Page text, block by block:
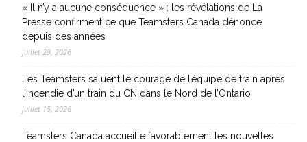
« Il n’y a aucune conséquence » : les révélations de La
Presse confirment ce que Teamsters Canada dénonce
depuis des années
juillet 29, 2026
Les Teamsters saluent le courage de l’équipe de train après
l’incendie d’un train du CN dans le Nord de l’Ontario
juillet 15, 2026
Teamsters Canada accueille favorablement les nouvelles